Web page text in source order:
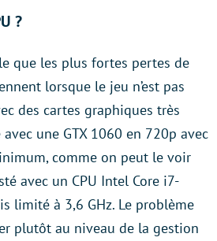
?
que les plus fortes pertes de
lorsque le jeu n’est pas
des cartes graphiques très
une GTX 1060 en 720p avec
comme on peut le voir
avec un CPU Intel Core i7-
limité à 3,6 GHz. Le problème
plutôt au niveau de la gestion